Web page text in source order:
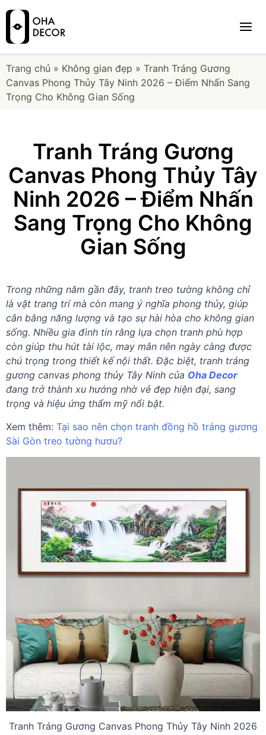
Trang chủ » Không gian đẹp » Tranh Tráng Gương
Canvas Phong Thủy Tây Ninh 2026 – Điểm Nhấn Sang
Trọng Cho Không Gian Sống
Tranh Tráng Gương
Canvas Phong Thủy Tây
Ninh 2026 – Điểm Nhấn
Sang Trọng Cho Không
Gian Sống
Trong những năm gần đây, tranh treo tường không chỉ
là vật trang trí mà còn mang ý nghĩa phong thủy, giúp
cân bằng năng lượng và tạo sự hài hòa cho không gian
sống. Nhiều gia đình tin rằng lựa chọn tranh phù hợp
còn giúp thu hút tài lộc, may mắn nên ngày càng được
chú trọng trong thiết kế nội thất. Đặc biệt, tranh tráng
gương canvas phong thủy Tây Ninh của Oha Decor
đang trở thành xu hướng nhờ vẻ đẹp hiện đại, sang
trọng và hiệu ứng thẩm mỹ nổi bật.
Xem thêm: Tại sao nên chọn tranh đồng hồ tráng gương
Sài Gòn treo tường hươu?
Tranh Tráng Gương Canvas Phong Thủy Tây Ninh 2026